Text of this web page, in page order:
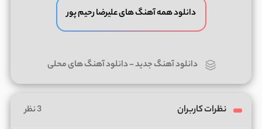
دانلود همه آهنگ های علیرضا رحیم پور
دانلود آهنگ جدید-دانلود آهنگ های محلی
نظرات کاربران 3 نظر